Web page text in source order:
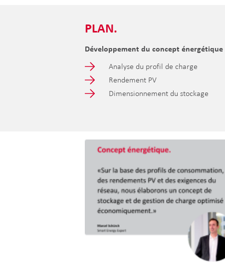
PLAN.
Développement du concept énergétique
Analyse du profil de charge
Rendement PV
Dimensionnement du stockage